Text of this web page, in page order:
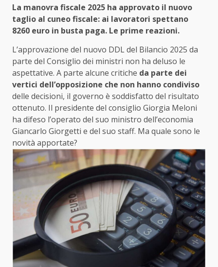
La manovra fiscale 2025 ha approvato il nuovo
taglio al cuneo fiscale: ai lavoratori spettano
8260 euro in busta paga. Le prime reazioni.
L’approvazione del nuovo DDL del Bilancio 2025 da
parte del Consiglio dei ministri non ha deluso le
aspettative. A parte alcune critiche da parte dei
vertici dell’opposizione che non hanno condiviso
delle decisioni, il governo è soddisfatto del risultato
ottenuto. Il presidente del consiglio Giorgia Meloni
ha difeso l’operato del suo ministro dell’economia
Giancarlo Giorgetti e del suo staff. Ma quale sono le
novità apportate?